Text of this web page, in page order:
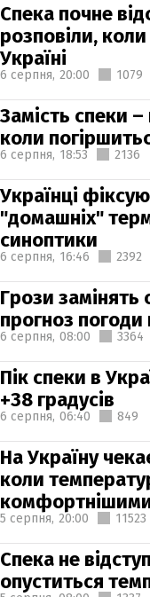
Спека почне
розповіли,
Україні
6 серпня, 20:00 1079
Замість спеки –
коли
6 серпня, 18:53 2136
Українці
"домашніх"
синоптики
6 серпня, 16:46 2392
Грози замінять
прогноз погоди
6 серпня, 08:00 3364
Пік спеки в
+38 градусів
6 серпня, 06:40 849
На Україну
коли
5 серпня, 20:00 11523
Спека не
опуститься